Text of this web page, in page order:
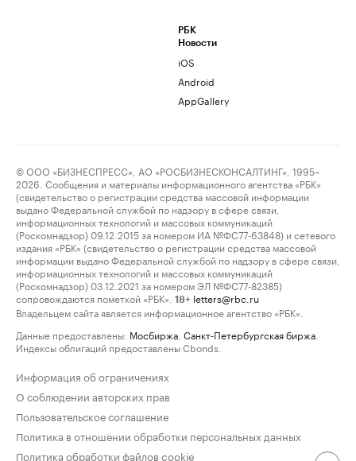
РБК
Новости
iOS
Android
AppGallery
© ООО «БИЗНЕСПРЕСС», АО «РОСБИЗНЕСКОНСАЛТИНГ», 1995–
2026. Сообщения и материалы информационного агентства «РБК»
(свидетельство о регистрации средства массовой информации
выдано Федеральной службой по надзору в сфере связи,
информационных технологий и массовых коммуникаций
(Роскомнадзор) 09.12.2015 за номером ИА №ФС77-63848) и сетевого
издания «РБК» (свидетельство о регистрации средства массовой
информации выдано Федеральной службой по надзору в сфере связи,
информационных технологий и массовых коммуникаций
(Роскомнадзор) 03.12.2021 за номером ЭЛ №ФС77-82385)
сопровождаются пометкой «РБК».
18+ letters@rbc.ru
Владельцем сайта является информационное агентство «РБК».
Данные предоставлены: Мосбиржа Санкт-Петербургская биржа
Индексы облигаций предоставлены Cbonds.
Информация об ограничениях
О соблюдении авторских прав
Пользовательское соглашение
Политика в отношении обработки персональных данных
Политика обработки файлов cookie